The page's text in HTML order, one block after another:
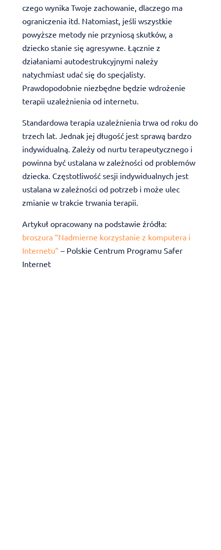
czego wynika Twoje zachowanie, dlaczego ma
ograniczenia itd. Natomiast, jeśli wszystkie
powyższe metody nie przyniosą skutków, a
dziecko stanie się agresywne. Łącznie z
działaniami autodestrukcyjnymi należy
natychmiast udać się do specjalisty.
Prawdopodobnie niezbędne będzie wdrożenie
terapii uzależnienia od internetu.
Standardowa terapia uzależnienia trwa od roku do
trzech lat. Jednak jej długość jest sprawą bardzo
indywidualną. Zależy od nurtu terapeutycznego i
powinna być ustalana w zależności od problemów
dziecka. Częstotliwość sesji indywidualnych jest
ustalana w zależności od potrzeb i może ulec
zmianie w trakcie trwania terapii.
Artykuł opracowany na podstawie źródła:
broszura “Nadmierne korzystanie z komputera i
Internetu” – Polskie Centrum Programu Safer
Internet